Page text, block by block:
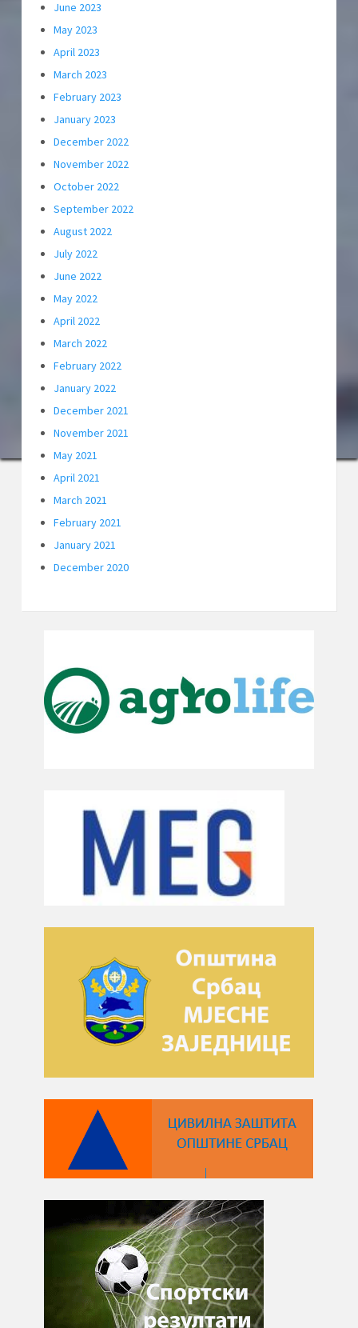
June 2023
May 2023
April 2023
March 2023
February 2023
January 2023
December 2022
November 2022
October 2022
September 2022
August 2022
July 2022
June 2022
May 2022
April 2022
March 2022
February 2022
January 2022
December 2021
November 2021
May 2021
April 2021
March 2021
February 2021
January 2021
December 2020